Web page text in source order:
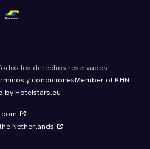
los derechos reservados
y condicionesMember of KHN
by Hotelstars.eu
Netherlands